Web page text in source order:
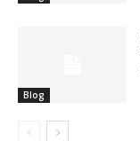
Blog